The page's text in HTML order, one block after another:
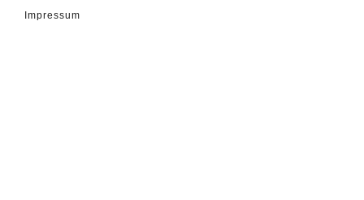
Impressum